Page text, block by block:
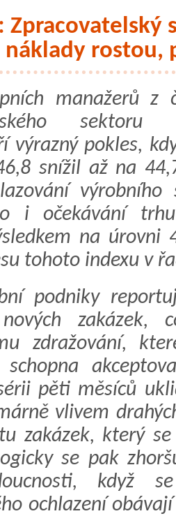
Zpracovatelský
náklady rostou,
manažerů z
sektoru
výrazný pokles,
snížil až na
výrobního
i očekávání
na úrovni
tohoto indexu v
podniky
zakázek,
zdražování,
pěti měsíců
vlivem
zakázek, který
se pak
když
ochlazení